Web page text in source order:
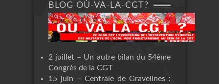
BLOG OÙ-VA-LA-CGT?
2 juillet – Un autre bilan du 54ème
Congrès de la CGT
15 juin – Centrale de Gravelines :